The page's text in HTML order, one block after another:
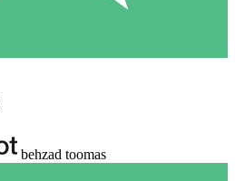
behzad toomas